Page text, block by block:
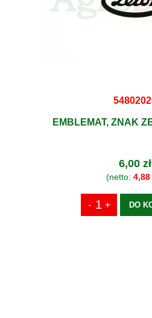
EMBLEMAT, ZNAK
6,00 zł
(netto: 4,88
DO